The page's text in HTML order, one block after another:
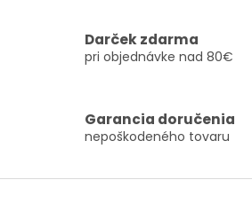
Darček zdarma
pri objednávke nad 80€
Garancia doručenia
nepoškodeného tovaru
Z